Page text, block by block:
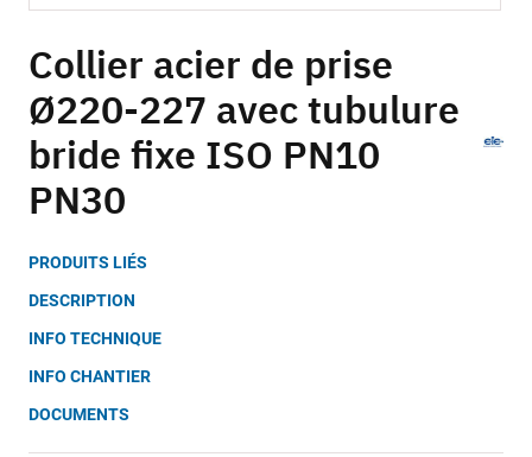
to
the
beginning
of
the
gallery
Collier acier de prise
Ø220-227 avec tubulure
bride fixe ISO PN10
PN30
PRODUITS LIÉS
DESCRIPTION
INFO TECHNIQUE
INFO CHANTIER
DOCUMENTS